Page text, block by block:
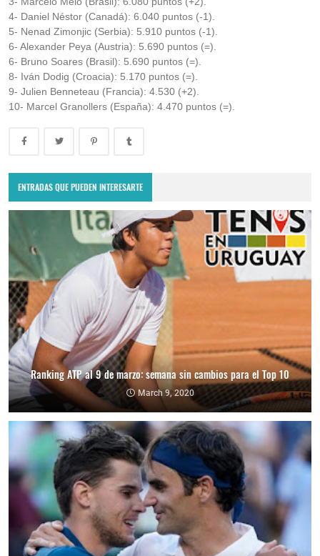
4- Daniel Néstor (Canadá): 6.040 puntos (-1).
5- Nenad Zimonjic (Serbia): 5.910 puntos (-1).
6- Alexander Peya (Austria): 5.690 puntos (=).
6- Bruno Soares (Brasil): 5.690 puntos (=).
8- Iván Dodig (Croacia): 5.170 puntos (=).
9- Julien Benneteau (Francia): 4.530 (+2).
10- Marcel Granollers (España): 4.470 puntos (=).
ENTRADAS QUE PUEDEN INTERESARTE
Ranking ATP al 9 de marzo: semana sin cambios para el Top 10
March 9, 2020